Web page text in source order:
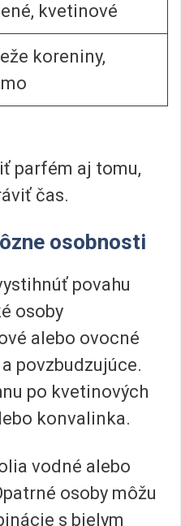
kvetinové
koreniny,
parfém aj tomu,
čas.
osobnosti
povahu
osoby
alebo ovocné
povzbudzujúce.
po kvetinových
konvalinka.
vodné alebo
osoby môžu
s bielym